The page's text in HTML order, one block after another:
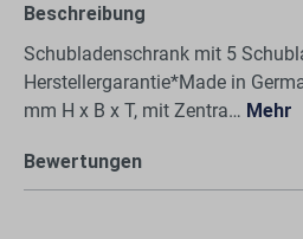
Beschreibung
Schubladenschrank mit 5
Herstellergarantie*Made in
mm H x B x T, mit Zentra… Mehr
Bewertungen